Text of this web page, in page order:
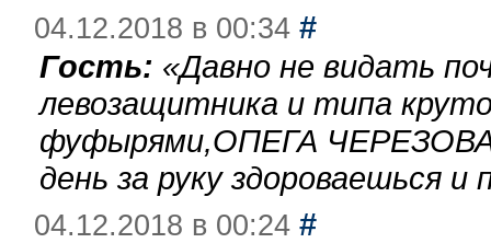
04.12.2018 в 00:34 #
Гость: «Давно не видать
левозащитника и типа
фуфырями,ОПЕГА
день за руку здороваешься
04.12.2018 в 00:24 #